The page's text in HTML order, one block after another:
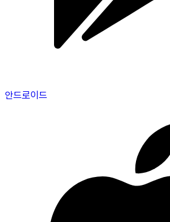
안드로이드